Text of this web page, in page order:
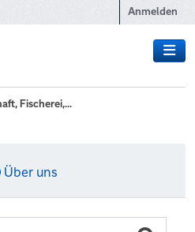
Anmelden
Fischerei,...
Über uns